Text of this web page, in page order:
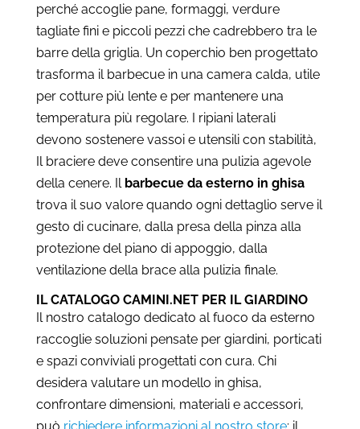
perché accoglie pane, formaggi, verdure
tagliate fini e piccoli pezzi che cadrebbero tra le
barre della griglia. Un coperchio ben progettato
trasforma il barbecue in una camera calda, utile
per cotture più lente e per mantenere una
temperatura più regolare. I ripiani laterali
devono sostenere vassoi e utensili con stabilità,
Il braciere deve consentire una pulizia agevole
della cenere. Il barbecue da esterno in ghisa
trova il suo valore quando ogni dettaglio serve il
gesto di cucinare, dalla presa della pinza alla
protezione del piano di appoggio, dalla
ventilazione della brace alla pulizia finale.
IL CATALOGO CAMINI.NET PER IL GIARDINO
Il nostro catalogo dedicato al fuoco da esterno
raccoglie soluzioni pensate per giardini, porticati
e spazi conviviali progettati con cura. Chi
desidera valutare un modello in ghisa,
confrontare dimensioni, materiali e accessori,